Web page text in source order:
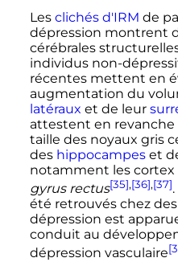
Les clichés d'IRM de
dépression montrent
cérébrales
individus non-
récentes mettent en
augmentation du
latéraux et de leur
attestent en
taille des noyaux gris
des hippocampeset
notamment les
gyrus rectus[35],[36],[37]
été retrouvés chez
dépression est
conduit au
dépression vasculaire